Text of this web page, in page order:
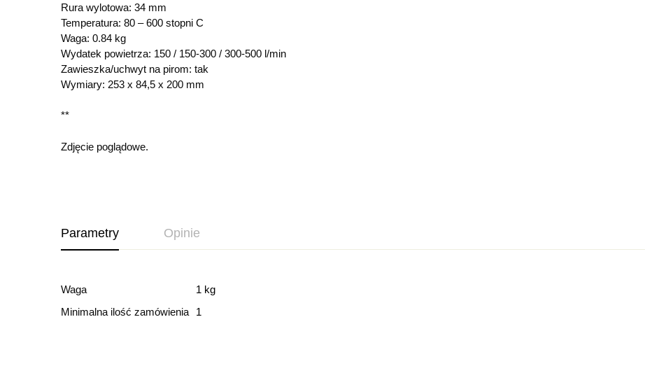
Rura wylotowa: 34 mm
Temperatura: 80 – 600 stopni C
Waga: 0.84 kg
Wydatek powietrza: 150 / 150-300 / 300-500 l/min
Zawieszka/uchwyt na pirom: tak
Wymiary: 253 x 84,5 x 200 mm
**
Zdjęcie poglądowe.
Parametry Opinie
Waga
1 kg
Minimalna ilość zamówienia
1
Ocena i recenzja